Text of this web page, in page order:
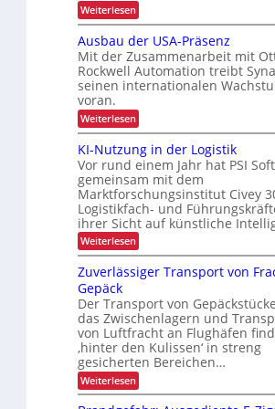
b
e
t
r
i
b
l
i
c
h
e
n
L
a
s
e
n
t
r
a
n
P
r
o
j
e
t
o
n
z
e
r
h
l
t
l
i
c
h
ü
r
k
u
r
f
i
s
t
i
g
e
i
s
ä
t
z
e
z
l
e
f
e
r
u
n
g
d
a
n
k
A
i
m
t
e
c
D
C
x
Weiterlesen:
A
u
t
o
m
a
i
s
i
e
r
t
e
s
P
a
l
e
t
t
n
m
a
n
a
g
e
m
e
Ausbau der USA-Präsenz
Mit der Zusammenarbeit mit
Rockwell Automation treibt
seinen internationalen
voran.
Weiterlesen:
A
s
b
a
u
d
e
r
U
S
A
r
ä
s
e
n
z
KI-Nutzung in der Logistik
Vor rund einem Jahr hat PSI
gemeinsam mit dem
Marktforschungsinstitut Civey
Logistikfach- und
ihrer Sicht auf künstliche
Weiterlesen:
K
I
-
u
t
z
u
n
g
i
n
d
Zuverlässiger Transport von
Gepäck
Der Transport von
das Zwischenlagern und
von Luftfracht an Flughäfen
‚hinter den Kulissen‘ in streng
gesicherten Bereichen…
Weiterlesen:
Z
u